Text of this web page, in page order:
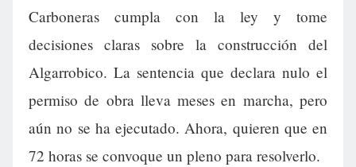
Carboneras cumpla con la ley y tome
decisiones claras sobre la construcción del
Algarrobico. La sentencia que declara nulo el
permiso de obra lleva meses en marcha, pero
aún no se ha ejecutado. Ahora, quieren que en
72 horas se convoque un pleno para resolverlo.